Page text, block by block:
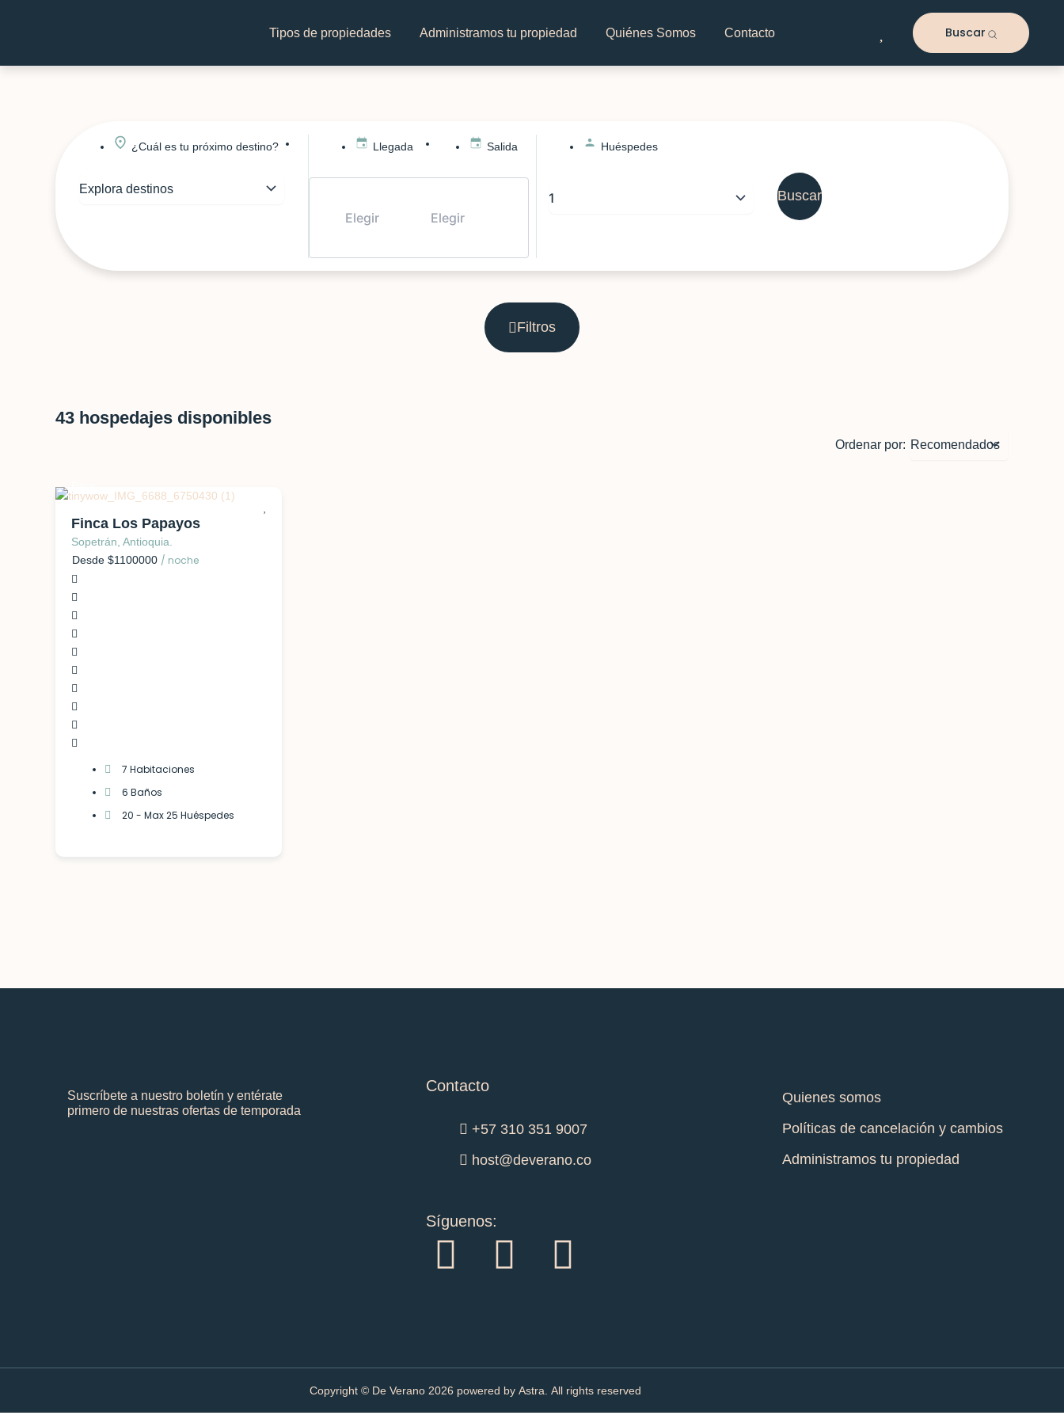
Tipos de propiedades Administramos tu propiedad Quiénes Somos Contacto Buscar
¿Cuál es tu próximo destino? Llegada Salida Huéspedes
Buscar
Filtros
Ordenar por:
Finca Los Papayos
Sopetrán, Antioquia.
Desde $1100000 / noche
7 Habitaciones
6 Baños
20 - Max 25 Huéspedes
43 hospedajes disponibles
Suscríbete a nuestro boletín y entérate
primero de nuestras ofertas de temporada
Contacto
+57 310 351 9007
host@deverano.co
Síguenos:
I
t
F
e
T
t
Quienes somos
Políticas de cancelación y cambios
Administramos tu propiedad
Copyright © De Verano 2026 powered by Astra. All rights reserved